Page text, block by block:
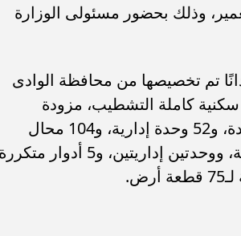
وذلك بحضور مسئولى الوزارة
وزير الإسكان، أن المشروع يقام على مساحة 50 فدانًا تم تخصيصها من محافظة الوادى
لإقامة حي سكنى، ويضم 26 عمارة سكنية كاملة التشطيب، مزودة
بالمصاعد، بإجمالى 520 وحدة سكنية بمساحة 110 م2 للوحدة، و52 وحدة إدارية، و104 محال
تجارية، حيث تتكون العمارة من دور أرضى به 4 محال تجارية، ووحدتين إداريتين، و5 أدوار